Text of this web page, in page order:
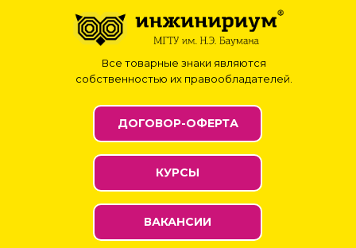
Все товарные знаки являются
собственностью их правообладателей.
ВАКАНСИИ
КУРСЫ
ДОГОВОР-ОФЕРТА